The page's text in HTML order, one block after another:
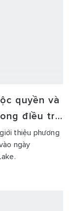
quyền và